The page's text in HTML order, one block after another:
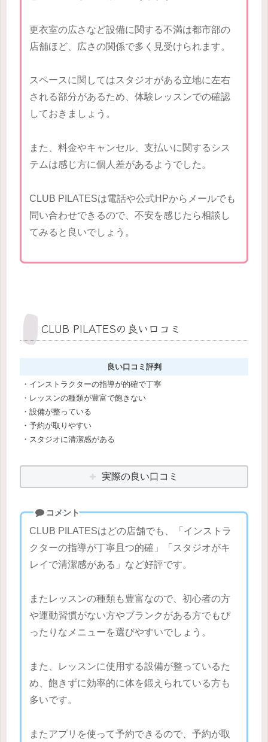
更衣室の広さなど設備に関する不満は都市部の
店舗ほど、広さの関係で多く見受けられます。
スペースに関してはスタジオがある立地に左右
される部分があるため、体験レッスンでの確認
しておきましょう。
また、料金やキャンセル、支払いに関するシス
テムは感じ方に個人差があるようでした。
CLUB PILATESは電話や公式HPからメールでも
問い合わせできるので、不安を感じたら相談し
てみると良いでしょう。
CLUB PILATESの良い口コミ
良い口コミ評判
・インストラクターの指導が的確で丁寧
・レッスンの種類が豊富で飽きない
・設備が整っている
・予約が取りやすい
・スタジオに清潔感がある
実際の良い口コミ
コメント
CLUB PILATESはどの店舗でも、「インストラ
クターの指導が丁寧且つ的確」「スタジオがキ
レイで清潔感がある」など好評です。
またレッスンの種類も豊富なので、初心者の方
や運動習慣がない方やブランクがある方でもぴ
ったりなメニューを選びやすいでしょう。
また、レッスンに使用する設備が整っているた
め、飽きずに効率的に体を鍛えられている方も
多いです。
またアプリを使って予約できるので、予約が取